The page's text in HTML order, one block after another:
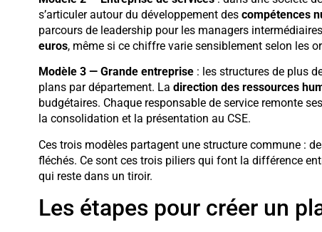
s’articuler autour du développement des compétences
parcours de leadership pour les managers
euros, même si ce chiffre varie sensiblement selon les
Modèle 3 — Grande entreprise: les structures de plus
plans par département. La direction des ressources
budgétaires. Chaque responsable de service remonte
la consolidation et la présentation au CSE.
Ces trois modèles partagent une structure commune :
fléchés. Ce sont ces trois piliers qui font la différence
qui reste dans un tiroir.
Les étapes pour créer un